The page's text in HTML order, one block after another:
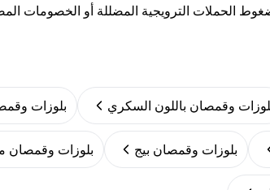
الحملات الترويجية المضللة أو الخصومات
وقمصان باللون السكري بلوزات
بلوزات وقمصان بيج بلوزات وقمصان